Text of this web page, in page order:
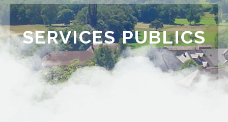
SERVICES PUBLICS